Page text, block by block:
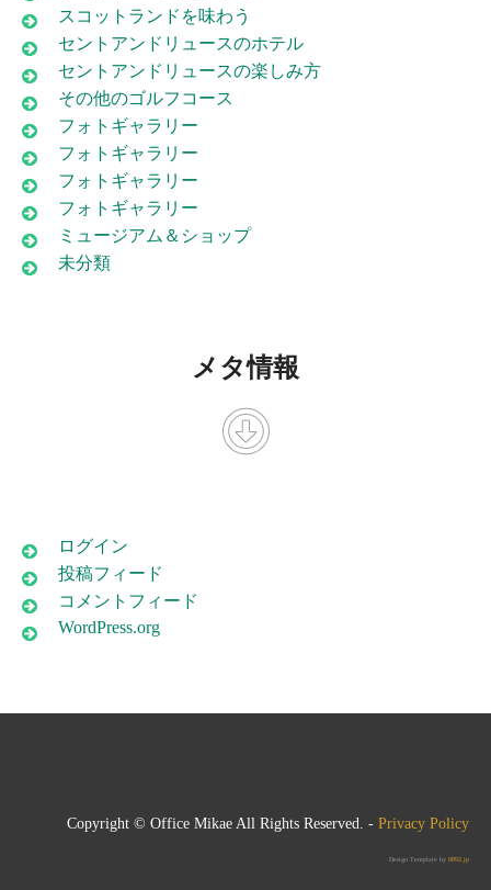
スコットランドを味わう
セントアンドリュースのホテル
セントアンドリュースの楽しみ方
その他のゴルフコース
フォトギャラリー
フォトギャラリー
フォトギャラリー
フォトギャラリー
ミュージアム＆ショップ
未分類
メタ情報
ログイン
投稿フィード
コメントフィード
WordPress.org
Copyright © Office Mikae All Rights Reserved. - Privacy Policy
Design Template by 0892.jp